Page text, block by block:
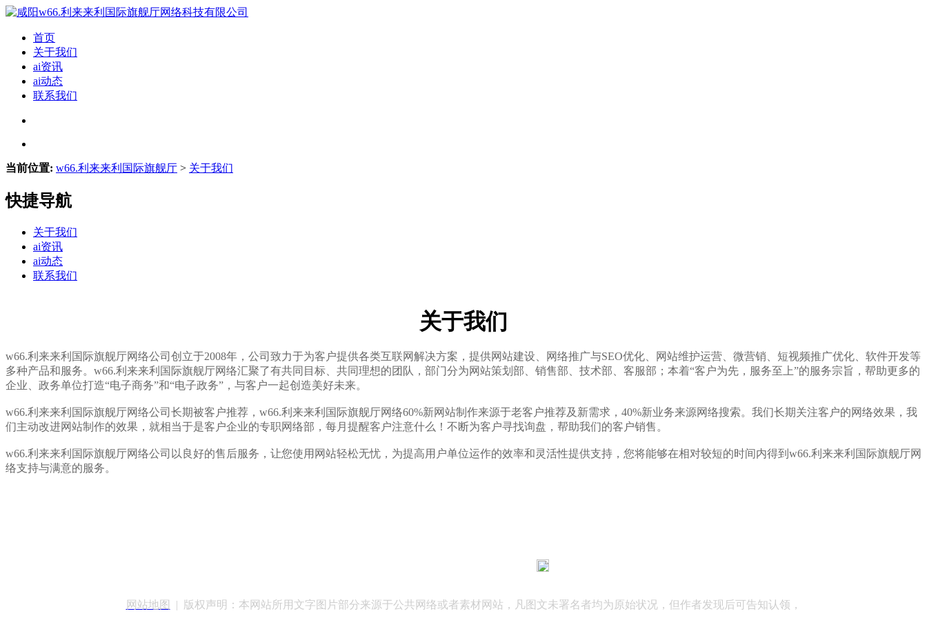
首页
关于我们
ai资讯
ai动态
联系我们
当前位置: w66.利来来利国际旗舰厅 > 关于我们
快捷导航
关于我们
ai资讯
ai动态
联系我们
关于我们
w66.利来来利国际旗舰厅网络公司创立于2008年，公司致力于为客户提供各类互联网解决方案，提供网站建设、网络推广与SEO优化、网站维护运营、微营销、短视频推广优化、软件开发等
多种产品和服务。w66.利来来利国际旗舰厅网络汇聚了有共同目标、共同理想的团队，部门分为网站策划部、销售部、技术部、客服部；本着“客户为先，服务至上”的服务宗旨，帮助更多的
企业、政务单位打造“电子商务”和“电子政务”，与客户一起创造美好未来。
w66.利来来利国际旗舰厅网络公司 长期被客户推荐，w66.利来来利国际旗舰厅网络60%新网站制作来源于老客户推荐及新需求，40%新业务来源网络搜索。我们长期关注客户的网络效果，我
们主动改进网站制作的效果，就相当于是客户企业的专职网络部，每月提醒客户注意什么！不断为客户寻找询盘，帮助我们的客户销售。
w66.利来来利国际旗舰厅网络公司以良好的售后服务，让您使用网站轻松无忧，为提高用户单位运作的效率和灵活性提供支持，您将能够在相对较短的时间内得到w66.利来来利国际旗舰厅网
络支持与满意的服务。
网站地图 | 版权声明：本网站所用文字图片部分来源于公共网络或者素材网站，凡图文未署名者均为原始状况，但作者发现后可告知认领，